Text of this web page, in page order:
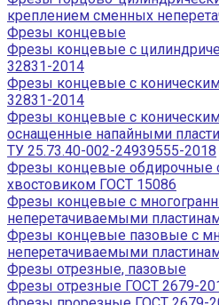
креплением сменных
Фрезы концевые
Фрезы концевые с
32831-2014
Фрезы концевые с
32831-2014
Фрезы концевые с
оснащенные напайными
ТУ 25.73.40-002-24939555-2018
Фрезы концевые обдирочные
хвостовиком ГОСТ 15086
Фрезы концевые с
неперетачиваемыми
Фрезы концевые пазовые с
неперетачиваемыми
Фрезы отрезные, пазовые
Фрезы отрезные ГОСТ 2679-